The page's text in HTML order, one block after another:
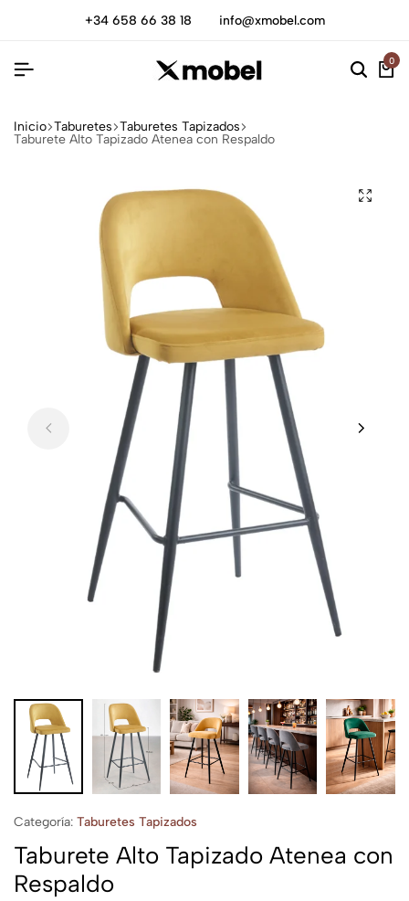
+34 658 66 38 18 info@xmobel.com
0
Inicio Taburetes Taburetes Tapizados
Taburete Alto Tapizado Atenea con Respaldo
Categoría: Taburetes Tapizados
Taburete Alto Tapizado Atenea con
Respaldo